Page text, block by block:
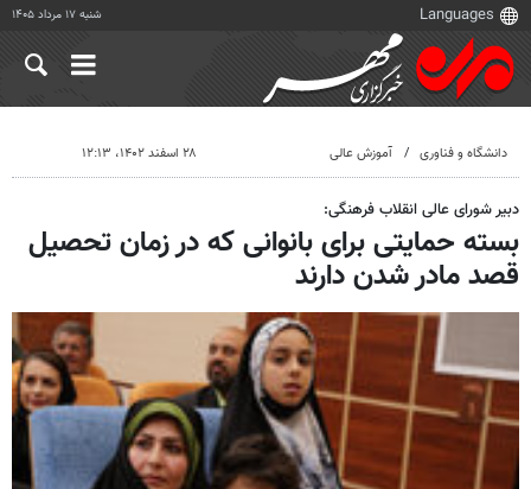
شنبه ۱۷ مرداد ۱۴۰۵
دانشگاه و فناوری آموزش عالی ۲۸ اسفند ۱۴۰۲، ۱۲:۱۳
دبیر شورای عالی انقلاب فرهنگی:
بسته حمایتی برای بانوانی که در زمان تحصیل
قصد مادر شدن دارند